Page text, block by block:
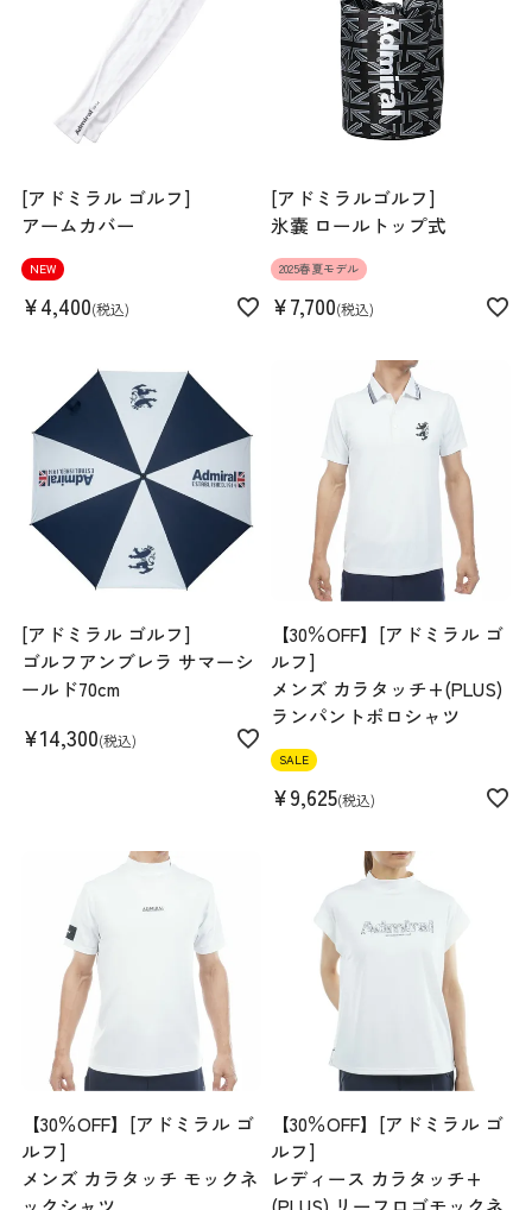
ポリエステル
生産国
[アドミラル ゴルフ]
アームカバー
NEW
¥4,400 税込
[アドミラルゴルフ]
氷嚢 ロールトップ式
2025春夏モデル
¥7,700 税込
[アドミラル ゴルフ]
ゴルフアンブレラ サマーシ
ールド70cm
¥14,300 税込
【30％OFF】[アドミラル ゴ
ルフ]
メンズ カラタッチ+(PLUS)
ランパントポロシャツ
SALE
¥9,625 税込
【30％OFF】[アドミラル ゴ
ルフ]
メンズ カラタッチ モックネ
【30％OFF】[アドミラル ゴ
ルフ]
レディース カラタッチ+